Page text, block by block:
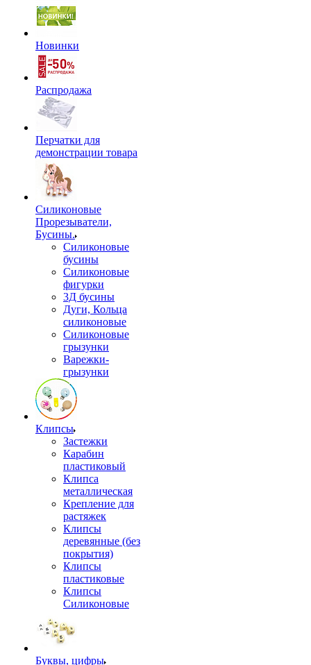
Новинки
Распродажа
Перчатки для
демонстрации товара
Силиконовые
Прорезыватели,
Бусины.
Силиконовые
бусины
Силиконовые
фигурки
3Д бусины
Дуги, Кольца
силиконовые
Силиконовые
грызунки
Варежки-
грызунки
Клипсы
Застежки
Карабин
пластиковый
Клипса
металлическая
Крепление для
растяжек
Клипсы
деревянные (без
покрытия)
Клипсы
пластиковые
Клипсы
Силиконовые
Буквы, цифры